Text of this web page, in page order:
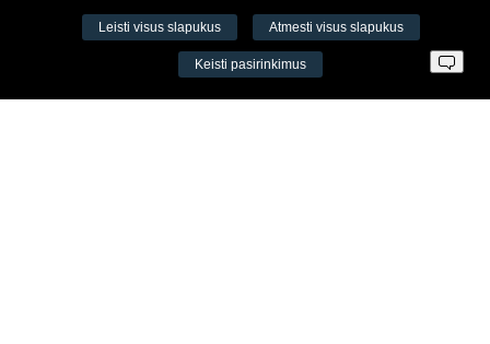
VŠĮ Fitneso mokymo centras AEROMIX
Leisti visus slapukus Atmesti visus slapukus
Keisti pasirinkimus